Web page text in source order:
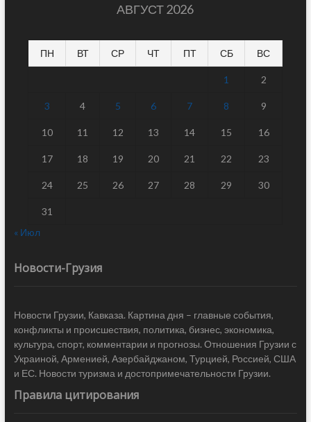
АВГУСТ 2026
ПН ВТ СР ЧТ ПТ СБ ВС
1 2
3 4 5 6 7 8 9
10 11 12 13 14 15 16
17 18 19 20 21 22 23
24 25 26 27 28 29 30
31
« Июл
Новости-Грузия
Новости Грузии, Кавказа. Картина дня – главные события,
конфликты и происшествия, политика, бизнес, экономика,
культура, спорт, комментарии и прогнозы. Отношения Грузии с
Украиной, Арменией, Азербайджаном, Турцией, Россией, США
и ЕС. Новости туризма и достопримечательности Грузии.
Правила цитирования